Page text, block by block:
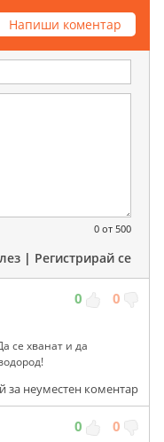
Напиши коментар
0 от 500
| Регистрирай се
0 0
се хванат и да
за неуместен коментар
0 0